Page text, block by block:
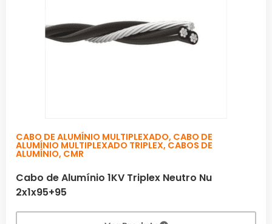
CABO DE ALUMÍNIO MULTIPLEXADO, CABO DE
ALUMÍNIO MULTIPLEXADO TRIPLEX, CABOS DE
ALUMÍNIO, CMR
Cabo de Alumínio 1KV Triplex Neutro Nu
2x1x95+95